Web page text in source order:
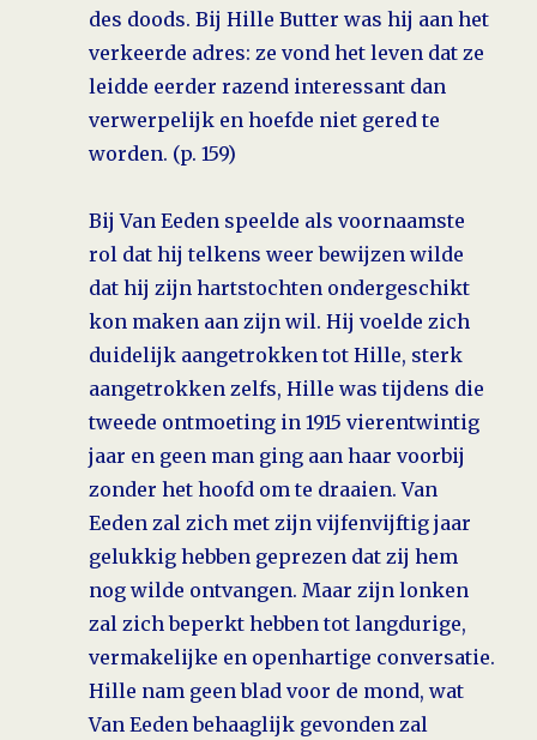
des doods. Bij Hille Butter was hij aan het
verkeerde adres: ze vond het leven dat ze
leidde eerder razend interessant dan
verwerpelijk en hoefde niet gered te
worden. (p. 159)
Bij Van Eeden speelde als voornaamste
rol dat hij telkens weer bewijzen wilde
dat hij zijn hartstochten ondergeschikt
kon maken aan zijn wil. Hij voelde zich
duidelijk aangetrokken tot Hille, sterk
aangetrokken zelfs, Hille was tijdens die
tweede ontmoeting in 1915 vierentwintig
jaar en geen man ging aan haar voorbij
zonder het hoofd om te draaien. Van
Eeden zal zich met zijn vijfenvijftig jaar
gelukkig hebben geprezen dat zij hem
nog wilde ontvangen. Maar zijn lonken
zal zich beperkt hebben tot langdurige,
vermakelijke en openhartige conversatie.
Hille nam geen blad voor de mond, wat
Van Eeden behaaglijk gevonden zal